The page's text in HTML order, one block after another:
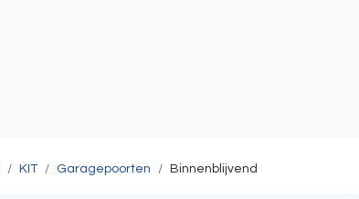
KIT Garagepoorten Binnenblijvend